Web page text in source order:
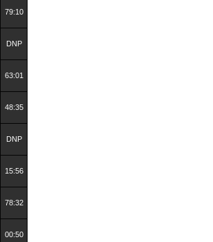
79:10
DNP
63:01
48:35
DNP
15:56
78:32
00:50